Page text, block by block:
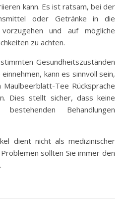
kann. Es ist ratsam, bei der
oder Getränke in die
und auf mögliche
zu achten.
Gesundheitszuständen
kann es sinnvoll sein,
Tee Rücksprache
Dies stellt sicher, dass keine
bestehenden Behandlungen
dient nicht als medizinischer
sollten Sie immer den